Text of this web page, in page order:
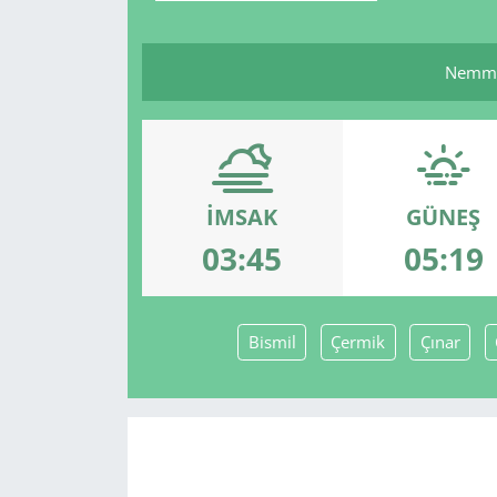
İMSAK
03:45
GÜNEŞ
05:19
Bismil Çermik Çınar